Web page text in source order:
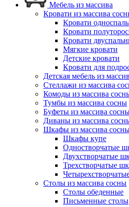
Мебель из массива
Кровати из массива
Кровати
Кровати
Кровати
Мягкие кровати
Детские кровати
Кровати для
Детская мебель из
Стеллажи из массива
Комоды из массива
Тумбы из массива сосны
Буфеты из массива
Диваны из массива
Шкафы из массива
Шкафы купе
Одностворчатые
Двухстворчатые
Трехстворчатые
Столы из массива сосны
Столы обеденные
Письменные столы